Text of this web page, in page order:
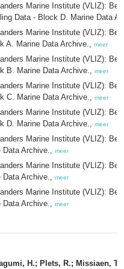
Marine Institute (VLIZ):
Data - Block D. Marine Data
Marine Institute (VLIZ):
A. Marine Data Archive., meer
Marine Institute (VLIZ):
B. Marine Data Archive., meer
Marine Institute (VLIZ):
C. Marine Data Archive., meer
Marine Institute (VLIZ):
D. Marine Data Archive., meer
Marine Institute (VLIZ):
Archive., meer
Marine Institute (VLIZ):
Archive., meer
Marine Institute (VLIZ):
Archive., meer
H.; Plets, R.; Missiaen,